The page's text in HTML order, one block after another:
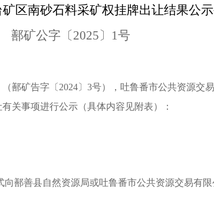
区南砂石料采矿权挂牌出让结果公
鄯矿公字〔2025〕 1号
（鄯矿告字〔 2024〕3号） ， 吐鲁番市公共资源交
关事项进行公示（具体内容 见附表） ：
向鄯善县自然资源局或吐鲁番市公共资源交易有限